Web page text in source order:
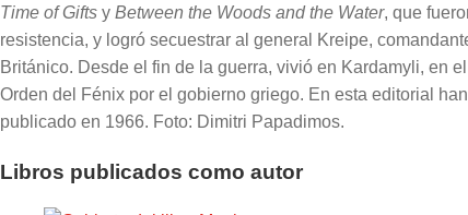
Time of Gifts y Between the Woods and the Water, que
resistencia, y logró secuestrar al general Kreipe,
Británico. Desde el fin de la guerra, vivió en Kardamyli, en
Orden del Fénix por el gobierno griego. En esta editorial
publicado en 1966. Foto: Dimitri Papadimos.
Libros publicados como autor